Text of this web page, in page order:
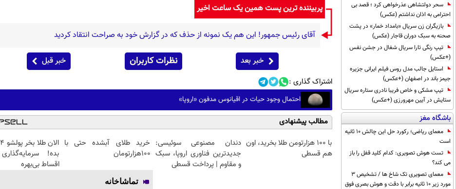
سحر دولتشاهی عذرخواهی کرد ؛ قصد بی
احترامی به اذان نداشتم (عکس)
بازیگران زن سریال «بامداد خمار» در پشت
صحنه به سبک دوران قاجار (عکس)
تیپ رنگی تارا سریال شغال در جشن نفس
(+عکس)
استایل جالب مدل روس فیلم ایرانی جزیره
جیمز باند در اصفهان (+عکس)
تیپ مشکی و خاص فریبا نادری ستاره سریال
ستایش در آیین مهرورزی (+عکس)
باشگاه مغز
معمای ریاضی؛ رکورد حل این چالش 10 ثانیه
است
تست هوش تصویری: کدام کلید قفل را باز
می کند؟
معمای تصویری تک شاخ ها / تشخیص 3
مورد زیر 10 ثانیه برابر با دقت و هوش بصری فوق
پربیننده ترین پست همین یک ساعت اخیر
آقای رئیس جمهور! این هم یک نمونه از حذف که در گزارش خود به صراحت انتقاد کردید
خبر بعد نظرات کاربران خبر قبل
اشتراک گذاری :
احتمال وجود حیات در اقیانوس مدفون «اروپا»
مطالب پیشنهادی
با ۱۰۰ هزارتومن طلا بخرید، اون
هم قسطی
دندان مصنوعی سوئیسی:
جدیدترین فناوری اروپا، سبک
و مقاوم | پرداخت قسطی
خرید طلای آبشده حتی با
۱۰۰هزارتومان
بده!
اقساط بی‌بهره
تماشاخانه